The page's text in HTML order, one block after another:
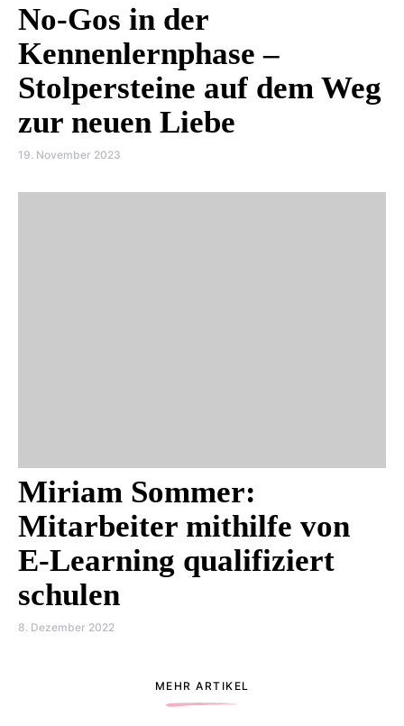
No-Gos in der
Kennenlernphase –
Stolpersteine auf dem Weg
zur neuen Liebe
19. November 2023
Miriam Sommer:
Mitarbeiter mithilfe von
E-Learning qualifiziert
schulen
8. Dezember 2022
MEHR ARTIKEL